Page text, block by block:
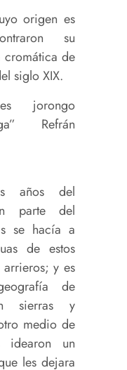
origen es
su
de
siglo XIX.
jorongo
Refrán
años del
parte del
se hacía a
de estos
y es
de
sierras y
medio de
idearon un
les dejara